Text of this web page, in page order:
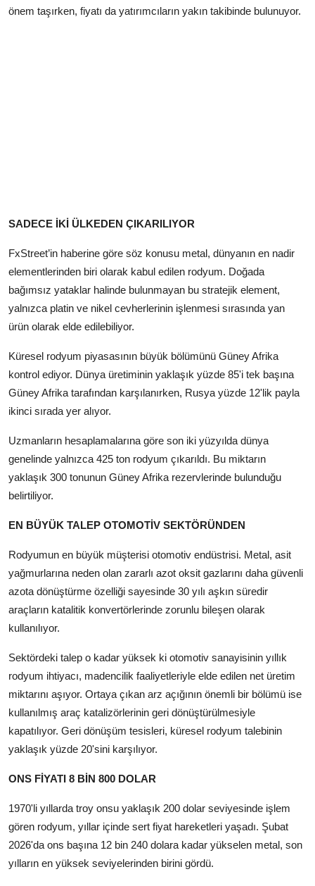
önem taşırken, fiyatı da yatırımcıların yakın takibinde bulunuyor.
SADECE İKİ ÜLKEDEN ÇIKARILIYOR
FxStreet’in haberine göre söz konusu metal, dünyanın en nadir
elementlerinden biri olarak kabul edilen rodyum. Doğada
bağımsız yataklar halinde bulunmayan bu stratejik element,
yalnızca platin ve nikel cevherlerinin işlenmesi sırasında yan
ürün olarak elde edilebiliyor.
Küresel rodyum piyasasının büyük bölümünü Güney Afrika
kontrol ediyor. Dünya üretiminin yaklaşık yüzde 85'i tek başına
Güney Afrika tarafından karşılanırken, Rusya yüzde 12'lik payla
ikinci sırada yer alıyor.
Uzmanların hesaplamalarına göre son iki yüzyılda dünya
genelinde yalnızca 425 ton rodyum çıkarıldı. Bu miktarın
yaklaşık 300 tonunun Güney Afrika rezervlerinde bulunduğu
belirtiliyor.
EN BÜYÜK TALEP OTOMOTİV SEKTÖRÜNDEN
Rodyumun en büyük müşterisi otomotiv endüstrisi. Metal, asit
yağmurlarına neden olan zararlı azot oksit gazlarını daha güvenli
azota dönüştürme özelliği sayesinde 30 yılı aşkın süredir
araçların katalitik konvertörlerinde zorunlu bileşen olarak
kullanılıyor.
Sektördeki talep o kadar yüksek ki otomotiv sanayisinin yıllık
rodyum ihtiyacı, madencilik faaliyetleriyle elde edilen net üretim
miktarını aşıyor. Ortaya çıkan arz açığının önemli bir bölümü ise
kullanılmış araç katalizörlerinin geri dönüştürülmesiyle
kapatılıyor. Geri dönüşüm tesisleri, küresel rodyum talebinin
yaklaşık yüzde 20'sini karşılıyor.
ONS FİYATI 8 BİN 800 DOLAR
1970'li yıllarda troy onsu yaklaşık 200 dolar seviyesinde işlem
gören rodyum, yıllar içinde sert fiyat hareketleri yaşadı. Şubat
2026'da ons başına 12 bin 240 dolara kadar yükselen metal, son
yılların en yüksek seviyelerinden birini gördü.